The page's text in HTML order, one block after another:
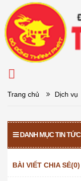
Trang chủ Dịch vụ
DANH MỤC TIN TỨC
BÀI VIẾT CHIA SẺ(0)